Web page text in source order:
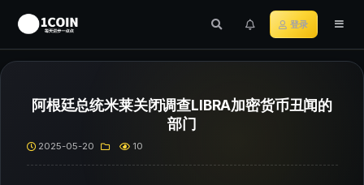
登录
阿根廷总统米莱关闭调查LIBRA加密货币丑闻的
部门
2025-05-20 10